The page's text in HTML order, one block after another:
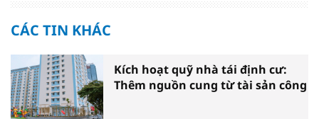
CÁC TIN KHÁC
Kích hoạt quỹ nhà tái định cư:
Thêm nguồn cung từ tài sản công